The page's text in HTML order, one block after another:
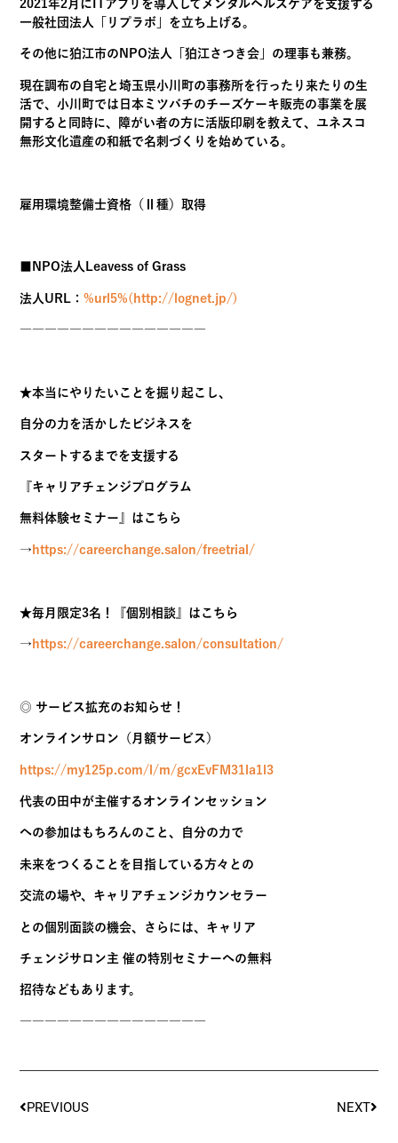
2021年2月にITアプリを導入してメンタルヘルスケアを支援する
一般社団法人「リプラボ」を立ち上げる。
その他に狛江市のNPO法人「狛江さつき会」の理事も兼務。
現在調布の自宅と埼玉県小川町の事務所を行ったり来たりの生
活で、小川町では日本ミツバチのチーズケーキ販売の事業を展
開すると同時に、障がい者の方に活版印刷を教えて、ユネスコ
無形文化遺産の和紙で名刺づくりを始めている。
雇用環境整備士資格（Ⅱ種）取得
■NPO法人Leavess of Grass
法人URL：%url5%(http://lognet.jp/)
―――――――――――――――
★本当にやりたいことを掘り起こし、
自分の力を活かしたビジネスを
スタートするまでを支援する
『キャリアチェンジプログラム
無料体験セミナー』はこちら
→ https://careerchange.salon/freetrial/
★毎月限定3名！『個別相談』はこちら
→ https://careerchange.salon/consultation/
◎ サービス拡充のお知らせ！
オンラインサロン（月額サービス）
https://my125p.com/l/m/gcxEvFM31la1l3
代表の田中が主催するオンラインセッション
への参加はもちろんのこと、自分の力で
未来をつくることを目指している方々との
交流の場や、キャリアチェンジカウンセラー
との個別面談の機会、さらには、キャリア
チェンジサロン主 催の特別セミナーへの無料
招待などもあります。
―――――――――――――――
PREVIOUS NEXT